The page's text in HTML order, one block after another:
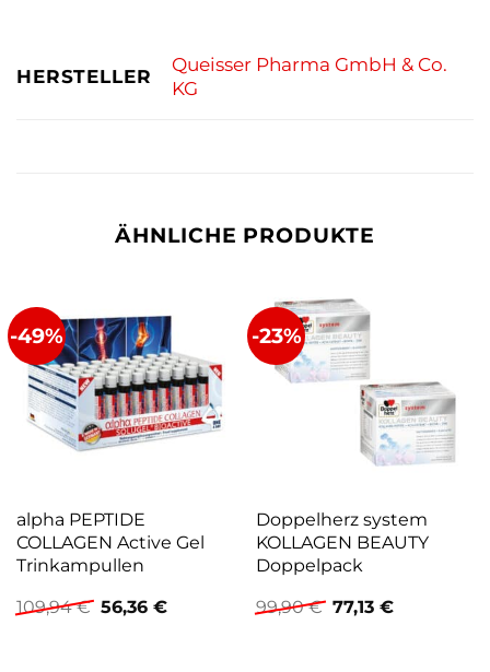
HERSTELLER
Queisser Pharma GmbH & Co.
KG
ÄHNLICHE PRODUKTE
-49%
alpha PEPTIDE
COLLAGEN Active Gel
Trinkampullen
109,94€ Ursprünglicher
Preis
56,36 €Aktueller
-23%
Doppelherz system
KOLLAGEN BEAUTY
Doppelpack
99,90€ Ursprünglicher
Preis
77,13 €Aktueller